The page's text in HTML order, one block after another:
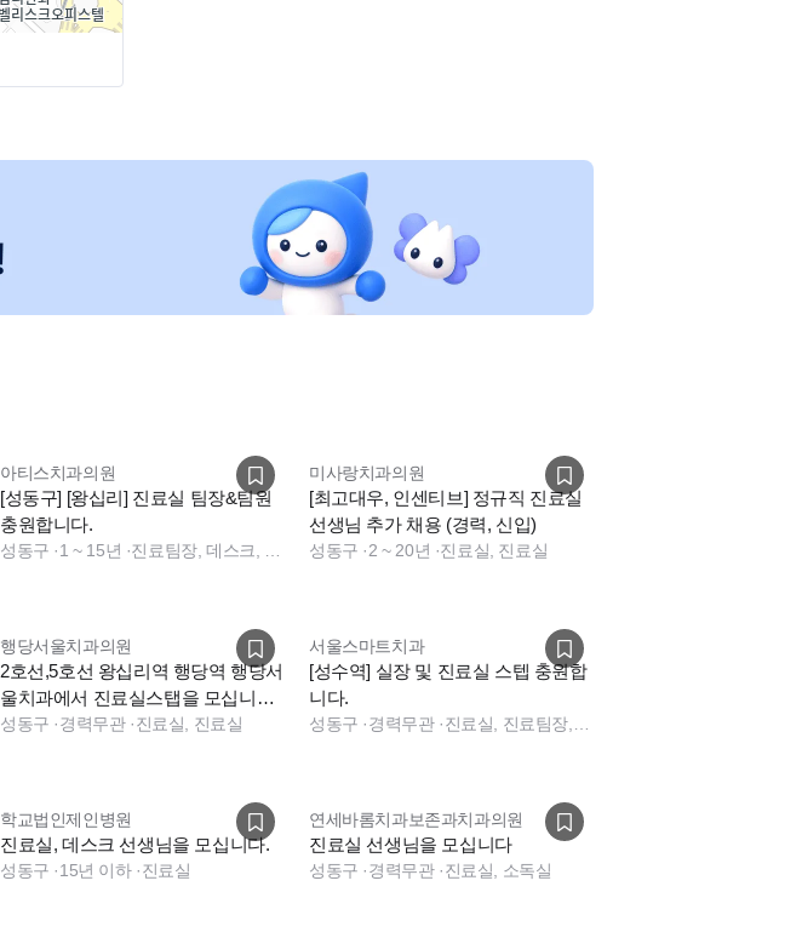
아티스치과의원
[성동구] [왕십리] 진료실 팀장&팀원
충원합니다.
성동구 ·1 ~ 15년 ·
미사랑치과의원
[최고대우, 인센티브] 정규직 진료실
선생님 추가 채용 (경력, 신입)
성동구 ·2 ~ 20년 ·진료실, 진료실
행당서울치과의원
2호선,5호선 왕십리역 행당역 행당서
울치과에서 진료실스탭을 모십니다
(야간진료없음,주5일)
성동구 ·경력무관·진료실, 진료실
서울스마트치과
[성수역] 실장 및 진료실 스텝 충원합
니다.
성동구 ·경력무관·
학교법인제인병원
진료실, 데스크 선생님을 모십니다.
성동구 ·15년 이하·진료실
연세바롬치과보존과치과의원
진료실 선생님을 모십니다
성동구 ·경력무관·진료실, 소독실